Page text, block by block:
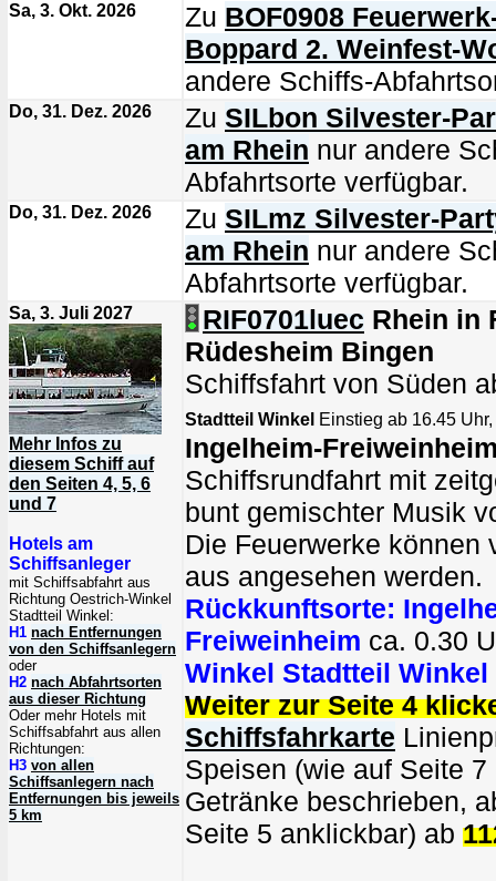
Sa, 3. Okt. 2026 Zu BOF0908
Boppard 2. Weinfest-
andere Schiffs-
Do, 31. Dez. 2026 Zu SILbon Silvester-
am Rhein nur andere
Abfahrtsorte verfügbar.
Do, 31. Dez. 2026 Zu SILmz Silvester-
am Rhein nur andere
Abfahrtsorte verfügbar.
Sa, 3. Juli 2027
Mehr Infos zu
diesem Schiff auf
den Seiten 4, 5, 6
und 7
Hotels am
Schiffsanleger
mit Schiffsabfahrt aus
Richtung Oestrich-Winkel
Stadtteil Winkel:
H1 nach Entfernungen
von den Schiffsanlegern
oder
H2 nach Abfahrtsorten
aus dieser Richtung
Oder mehr Hotels mit
Schiffsabfahrt aus allen
Richtungen:
H3 von allen
Schiffsanlegern nach
Entfernungen bis jeweils
5 km
RIF0701luec Rhein in
Rüdesheim Bingen
Schiffsfahrt von Süden
Stadtteil Winkel Einstieg ab 16.45
Ingelheim-
Schiffsrundfahrt mit
bunt gemischter Musik
Die Feuerwerke können
aus angesehen werden.
Rückkunftsorte:
Freiweinheim ca. 0.30
Winkel Stadtteil Winkel
Weiter zur Seite 4
Schiffsfahrkarte
Speisen (wie auf Seite 7
Getränke beschrieben,
Seite 5 anklickbar) ab